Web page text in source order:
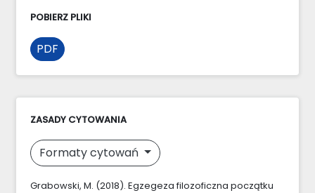
POBIERZ PLIKI
PDF
ZASADY CYTOWANIA
Formaty cytowań
Grabowski, M. (2018). Egzegeza filozoficzna początku